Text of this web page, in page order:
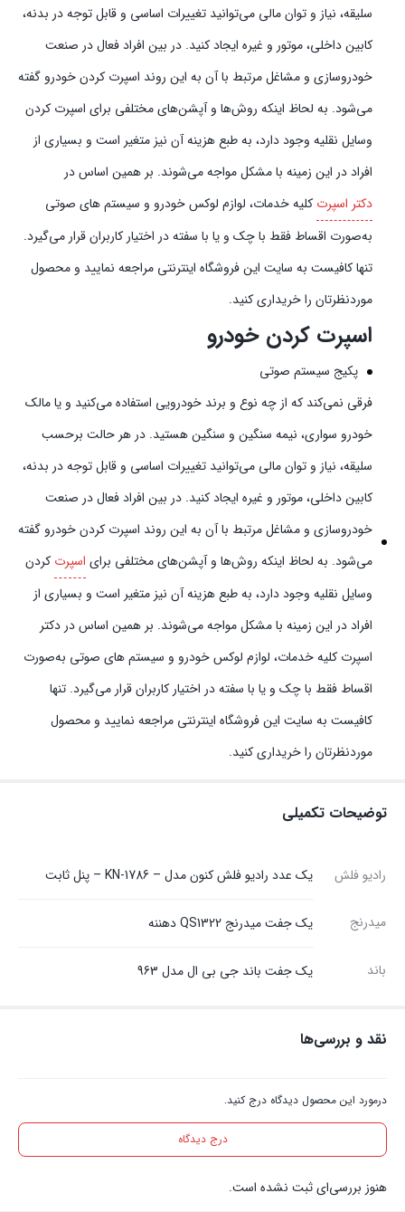
سلیقه، نیاز و توان مالی می‌توانید تغییرات اساسی و قابل توجه در بدنه،
کابین داخلی، موتور و غیره ایجاد کنید. در بین افراد فعال در صنعت
خودروسازی و مشاغل مرتبط با آن به این روند اسپرت کردن خودرو گفته
می‌شود. به لحاظ اینکه روش‌ها و آپشن‌های مختلفی برای اسپرت کردن
وسایل نقلیه وجود دارد، به طبع هزینه آن نیز متغیر است و بسیاری از
افراد در این زمینه با مشکل مواجه می‌شوند. بر همین اساس در
دکتر اسپرت کلیه خدمات، لوازم لوکس خودرو و سیستم‌ های صوتی
به‌صورت اقساط فقط با چک و یا با سفته در اختیار کاربران قرار می‌گیرد.
تنها کافیست به سایت این فروشگاه اینترنتی مراجعه نمایید و محصول
موردنظرتان را خریداری کنید.
اسپرت کردن خودرو
پکیج سیستم صوتی
فرقی نمی‌کند که از چه نوع و برند خودرویی استفاده می‌کنید و یا مالک
خودرو سواری، نیمه سنگین و سنگین هستید. در هر حالت برحسب
سلیقه، نیاز و توان مالی می‌توانید تغییرات اساسی و قابل توجه در بدنه،
کابین داخلی، موتور و غیره ایجاد کنید. در بین افراد فعال در صنعت
خودروسازی و مشاغل مرتبط با آن به این روند اسپرت کردن خودرو گفته
می‌شود. به لحاظ اینکه روش‌ها و آپشن‌های مختلفی برای اسپرت کردن
وسایل نقلیه وجود دارد، به طبع هزینه آن نیز متغیر است و بسیاری از
افراد در این زمینه با مشکل مواجه می‌شوند. بر همین اساس در دکتر
اسپرت کلیه خدمات، لوازم لوکس خودرو و سیستم‌ های صوتی به‌صورت
اقساط فقط با چک و یا با سفته در اختیار کاربران قرار می‌گیرد. تنها
کافیست به سایت این فروشگاه اینترنتی مراجعه نمایید و محصول
موردنظرتان را خریداری کنید.
توضیحات تکمیلی
رادیو فلش یک عدد رادیو فلش کنون مدل – KN-1786 – پنل ثابت
میدرنج یک جفت میدرنج QS1322 دهننه
باند یک جفت باند جی بی ال مدل 963
نقد و بررسی‌ها
درمورد این محصول دیدگاه درج کنید.
درج دیدگاه
هنوز بررسی‌ای ثبت نشده است.